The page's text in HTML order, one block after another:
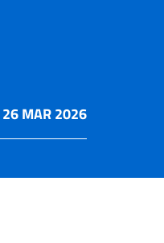
26 MAR 2026